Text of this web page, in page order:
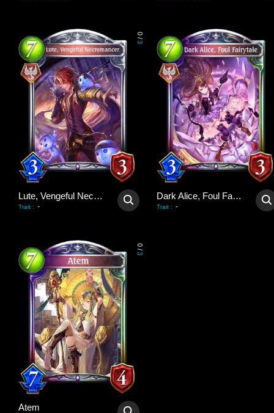
0
/
3
Lute, Vengeful Necromancer
Trait : -
Dark Alice, Foul Fairytale
Trait : -
0
/
3
Atem